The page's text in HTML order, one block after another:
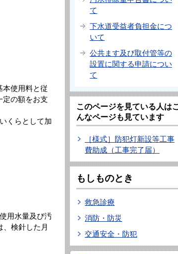
使用料と従
定の額をお支
くらとして加
用水量及び汚
検針した月
て
下水道受益者負担金につ
いて
公共ます及び取付管等の
設置に関する申請につい
て
このページを見ている人はこ
んなページも見ています
［様式］防犯灯新設等工事
費助成（工事完了届）
もしものとき
救急診療
消防・防災
交通安全・防犯